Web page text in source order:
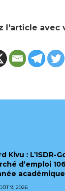
l'article avec
Kivu : L’ISDR-
d’emploi
9, 2026